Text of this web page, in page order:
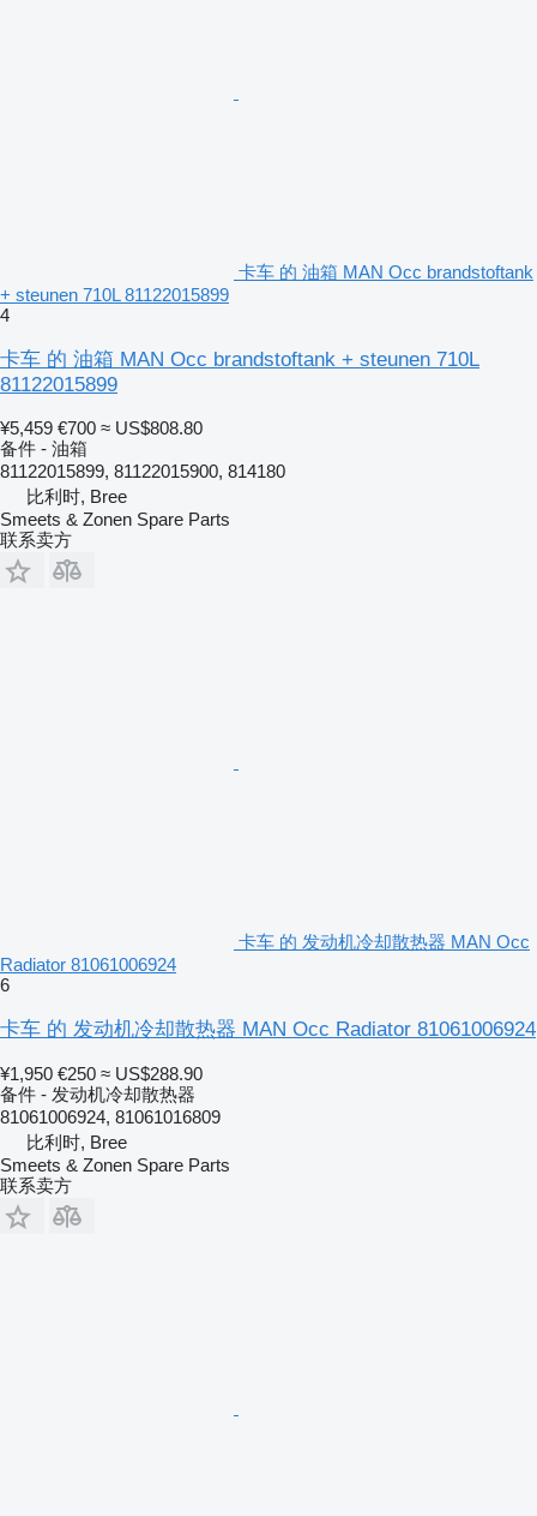
卡车 的 油箱 MAN Occ brandstoftank
+ steunen 710L 81122015899
4
卡车 的 油箱 MAN Occ brandstoftank + steunen 710L
81122015899
¥5,459 €700 ≈ US$808.80
备件 - 油箱
81122015899, 81122015900, 814180
比利时, Bree
Smeets & Zonen Spare Parts
联系卖方
卡车 的 发动机冷却散热器 MAN Occ
Radiator 81061006924
6
卡车 的 发动机冷却散热器 MAN Occ Radiator 81061006924
¥1,950 €250 ≈ US$288.90
备件 - 发动机冷却散热器
81061006924, 81061016809
比利时, Bree
Smeets & Zonen Spare Parts
联系卖方